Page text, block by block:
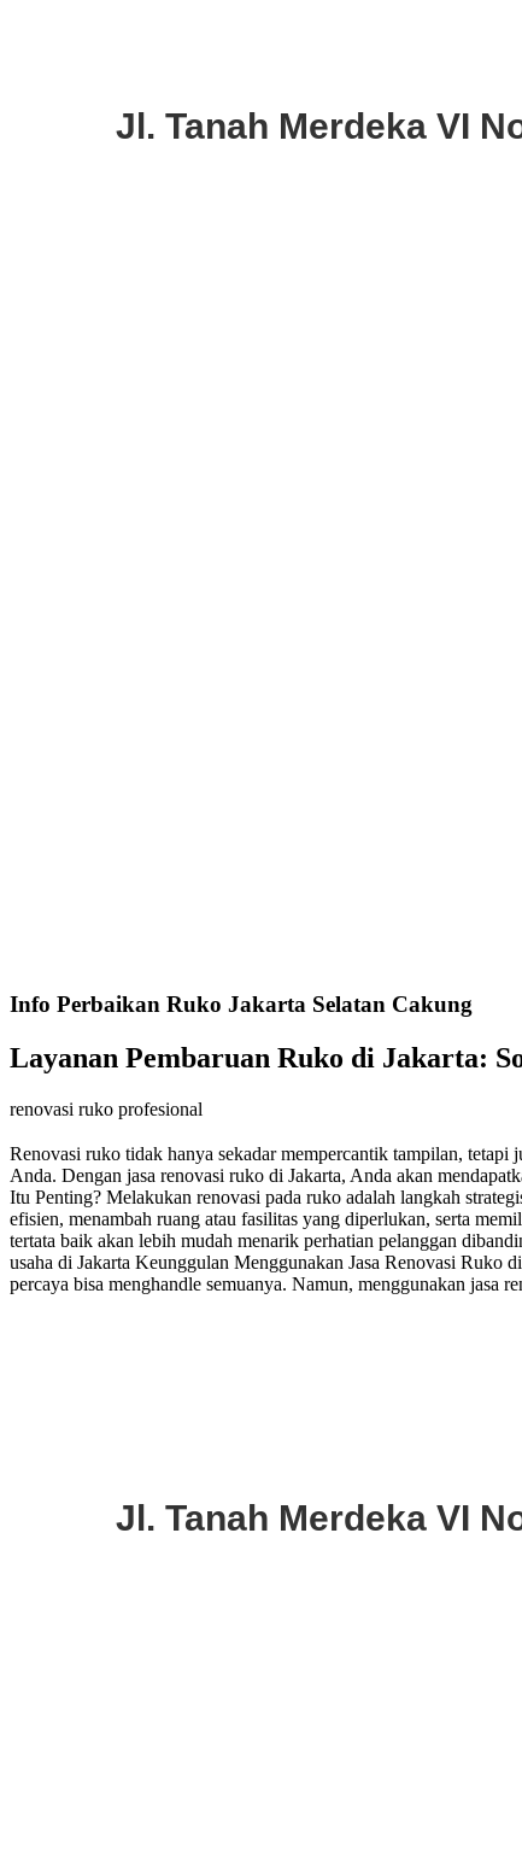
Jl. Tanah Merdeka VI
Info Perbaikan Ruko Jakarta Selatan Cakung
Layanan Pembaruan Ruko di Jakarta:
renovasi ruko profesional
Renovasi ruko tidak hanya sekadar mempercantik tampilan,
Anda. Dengan jasa renovasi ruko di Jakarta, Anda akan
Itu Penting? Melakukan renovasi pada ruko adalah langkah
efisien, menambah ruang atau fasilitas yang diperlukan, serta
tertata baik akan lebih mudah menarik perhatian pelanggan
usaha di Jakarta Keunggulan Menggunakan Jasa Renovasi Ruko
percaya bisa menghandle semuanya. Namun, menggunakan jasa
Jl. Tanah Merdeka VI